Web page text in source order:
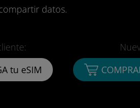
datos.
tu eSIM